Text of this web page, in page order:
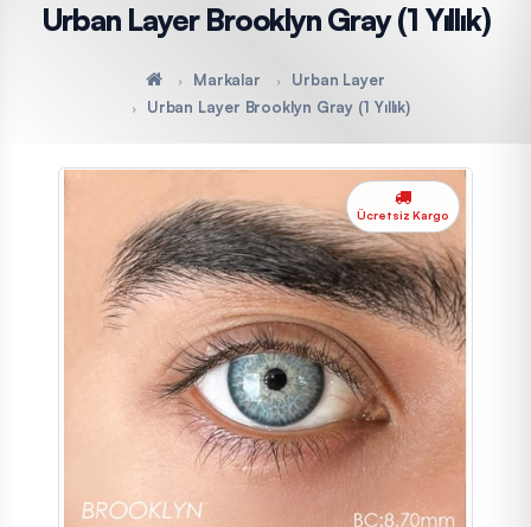
Urban Layer Brooklyn Gray (1 Yıllık)
Markalar
Urban Layer
Urban Layer Brooklyn Gray (1 Yıllık)
Ücretsiz Kargo